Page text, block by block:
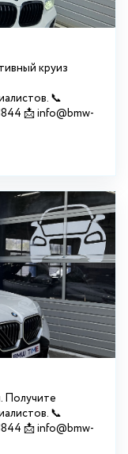
круиз
📞
📩 info@bmw-
Получите
📞
📩 info@bmw-